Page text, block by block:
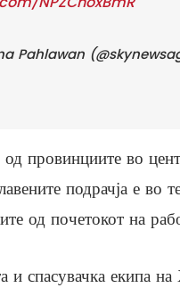
Pahlawan
провинциите во
подрачја е во
од почетокот на
и спасувачка екипа